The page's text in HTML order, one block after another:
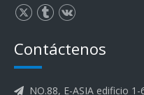
Contáctenos

NO.88, E-ASIA edificio